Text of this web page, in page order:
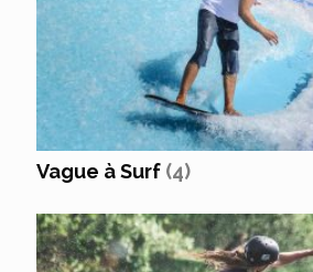
Vague à Surf (4)